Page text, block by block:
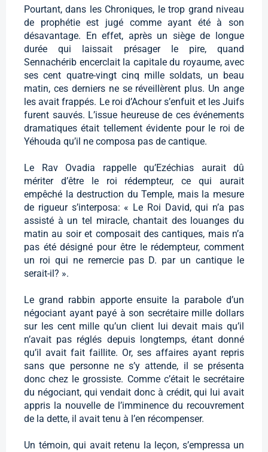
Pourtant, dans les Chroniques, le trop grand niveau
de prophétie est jugé comme ayant été à son
désavantage. En effet, après un siège de longue
durée qui laissait présager le pire, quand
Sennachérib encerclait la capitale du royaume, avec
ses cent quatre-vingt cinq mille soldats, un beau
matin, ces derniers ne se réveillèrent plus. Un ange
les avait frappés. Le roi d’Achour s’enfuit et les Juifs
furent sauvés. L’issue heureuse de ces événements
dramatiques était tellement évidente pour le roi de
Yéhouda qu’il ne composa pas de cantique.
Le Rav Ovadia rappelle qu’Ezéchias aurait dû
mériter d’être le roi rédempteur, ce qui aurait
empêché la destruction du Temple, mais la mesure
de rigueur s’interposa: « Le Roi David, qui n’a pas
assisté à un tel miracle, chantait des louanges du
matin au soir et composait des cantiques, mais n’a
pas été désigné pour être le rédempteur, comment
un roi qui ne remercie pas D. par un cantique le
serait-il? ».
Le grand rabbin apporte ensuite la parabole d’un
négociant ayant payé à son secrétaire mille dollars
sur les cent mille qu’un client lui devait mais qu’il
n’avait pas réglés depuis longtemps, étant donné
qu’il avait fait faillite. Or, ses affaires ayant repris
sans que personne ne s’y attende, il se présenta
donc chez le grossiste. Comme c’était le secrétaire
du négociant, qui vendait donc à crédit, qui lui avait
appris la nouvelle de l’imminence du recouvrement
de la dette, il avait tenu à l’en récompenser.
Un témoin, qui avait retenu la leçon, s’empressa un